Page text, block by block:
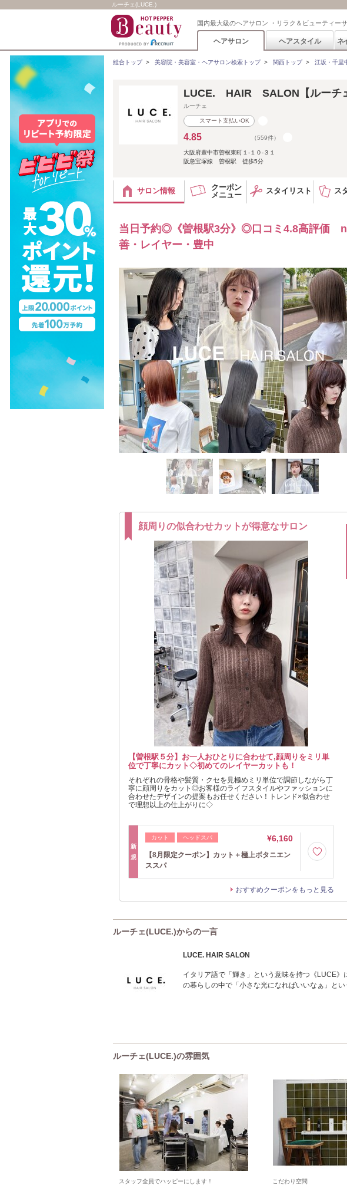
ルーチェ(LUCE.)
国内最大級のヘアサロン ・リラク＆ビューティー
ヘアサロン ヘアスタイル ネ
総合トップ> 美容院・美容室・ヘアサロン検索トップ> 関西トップ> 江坂・千里
LUCE. HAIR SALON【ルーチ
ルーチェ
スマート支払いOK
4.85 （559件）
大阪府豊中市曽根東町１-１０-３１
阪急宝塚線 曽根駅 徒歩5分
サロン情報
クーポン
メニュー
スタイリスト ス
当日予約◎《曽根駅3分》◎口コミ4.8高評価
善・レイヤー・豊中
顔周りの似合わせカットが得意なサロン
【曽根駅５分】お一人おひとりに合わせて,顔周りをミリ単
位で丁寧にカット◇初めてのレイヤーカットも！
それぞれの骨格や髪質・クセを見極めミリ単位で調節しながら丁
寧に顔周りをカット◎お客様のライフスタイルやファッションに
合わせたデザインの提案もお任せください！トレンド×似合わせ
で理想以上の仕上がりに◇
新
規
カット ヘッドスパ ¥6,160
【8月限定クーポン】カット＋極上ボタニエン
ススパ
おすすめクーポンをもっと見る
ルーチェ(LUCE.)からの一言
LUCE. HAIR SALON
イタリア語で「輝き」という意味を持つ《LUCE》
の暮らしの中で「小さな光になればいいなぁ」とい
ルーチェ(LUCE.)の雰囲気
スタッフ全員でハッピーにします！ こだわり空間